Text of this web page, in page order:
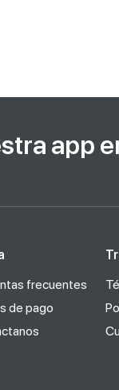
app
frecuentes
de pago